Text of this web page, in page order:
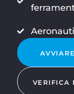
VERIFICA